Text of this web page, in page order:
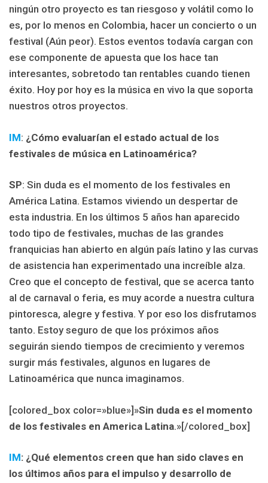
ningún otro proyecto es tan riesgoso y volátil como lo
es, por lo menos en Colombia, hacer un concierto o un
festival (Aún peor). Estos eventos todavía cargan con
ese componente de apuesta que los hace tan
interesantes, sobretodo tan rentables cuando tienen
éxito. Hoy por hoy es la música en vivo la que soporta
nuestros otros proyectos.
IM: ¿Cómo evaluarían el estado actual de los
festivales de música en Latinoamérica?
SP: Sin duda es el momento de los festivales en
América Latina. Estamos viviendo un despertar de
esta industria. En los últimos 5 años han aparecido
todo tipo de festivales, muchas de las grandes
franquicias han abierto en algún país latino y las curvas
de asistencia han experimentado una increíble alza.
Creo que el concepto de festival, que se acerca tanto
al de carnaval o feria, es muy acorde a nuestra cultura
pintoresca, alegre y festiva. Y por eso los disfrutamos
tanto. Estoy seguro de que los próximos años
seguirán siendo tiempos de crecimiento y veremos
surgir más festivales, algunos en lugares de
Latinoamérica que nunca imaginamos.
[colored_box color=»blue»]»Sin duda es el momento
de los festivales en America Latina.»[/colored_box]
IM: ¿Qué elementos creen que han sido claves en
los últimos años para el impulso y desarrollo de